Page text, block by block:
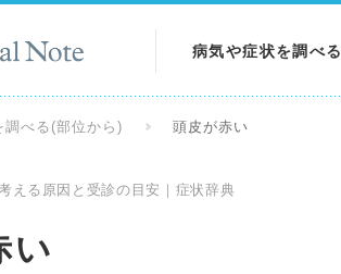
病気や症状を調べる
調べる(部位から) 頭皮が赤い
える原因と受診の目安｜症状辞典
い